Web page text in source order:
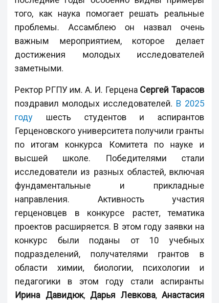
того, как наука помогает решать реальные
проблемы. Ассамблею он назвал очень
важным мероприятием, которое делает
достижения молодых исследователей
заметными.
Ректор РГПУ им. А. И. Герцена Сергей Тарасов
поздравил молодых исследователей. В 2025
году шесть студентов и аспирантов
Герценовского университета получили гранты
по итогам конкурса Комитета по науке и
высшей школе. Победителями стали
исследователи из разных областей, включая
фундаментальные и прикладные
направления. Активность участия
герценовцев в конкурсе растет, тематика
проектов расширяется. В этом году заявки на
конкурс были поданы от 10 учебных
подразделений, получателями грантов в
области химии, биологии, психологии и
педагогики в этом году стали аспиранты
Ирина Давидюк, Дарья Левкова, Анастасия